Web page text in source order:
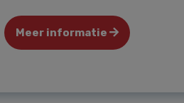
Meer informatie